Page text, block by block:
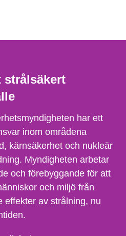
strålsäkert
har ett
inom områdena
kärnsäkerhet och nukleär
Myndigheten arbetar
och förebyggande för att
och miljö från
effekter av strålning, nu